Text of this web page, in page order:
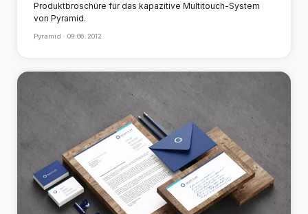
Produktbroschüre für das kapazitive Multitouch-System
von Pyramid.
Pyramid · 09.06.2012